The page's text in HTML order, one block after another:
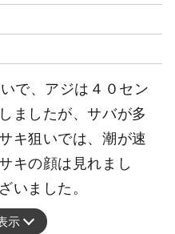
で、アジは４０セン
ましたが、サバが多
キ狙いでは、潮が速
キの顔は見れまし
いました。
示